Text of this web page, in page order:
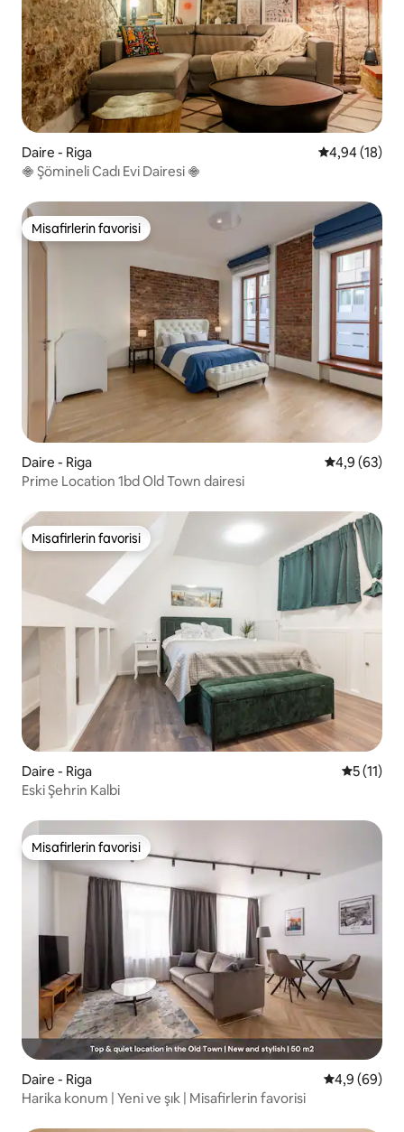
Daire - Riga 5 üzerinden
4,94 (18)
𖠁 Şömineli Cadı Evi Dairesi 𖠁
Misafirlerin favorisi
Misafirlerin favorisi
Daire - Riga 5 üzerinden
4,9 (63)
Prime Location 1bd Old Town dairesi
Misafirlerin favorisi
Misafirlerin favorisi
Daire - Riga 55 (11)
Eski Şehrin Kalbi
Misafirlerin favorisi
Misafirlerin favorisi
Daire - Riga 5 üzerinden
4,9 (69)
Harika konum | Yeni ve şık | Misafirlerin favorisi